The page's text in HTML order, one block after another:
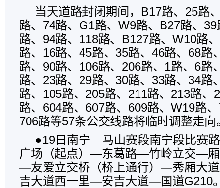
当天道路封闭期间，B17路、25路
路、74路、G1路、W9路、B27路、
路、94路、118路、B127路、W10路
路、16路、45路、35路、46路、68路
路、90路、106路、206路、1路、6路
路、23路、29路、30路、33路、34路
路、105路、205路、211路、213路、
路、604路、607路、609路、W19路
706路等57条公交线路将临时调整走向
●19日南宁—马山赛段南宁段比赛
广场（起点）—东葛路—竹岭立交—
—友爱立交桥（桥上通行）—秀厢大
吉大道西一里—安吉大道—国道G210